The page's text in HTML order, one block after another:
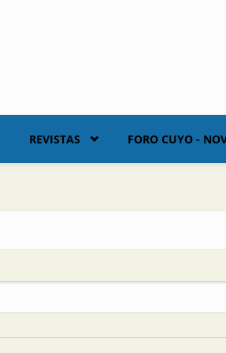
REVISTAS FORO CUYO -